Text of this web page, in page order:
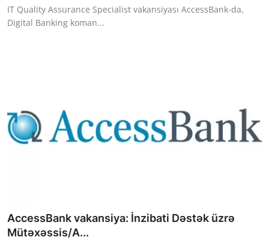
IT Quality Assurance Specialist vakansiyası AccessBank-da,
Digital Banking koman...
AccessBank vakansiya: İnzibati Dəstək üzrə
Mütəxəssis/A...